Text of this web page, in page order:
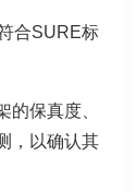
合SURE标
保真度、
，以确认其